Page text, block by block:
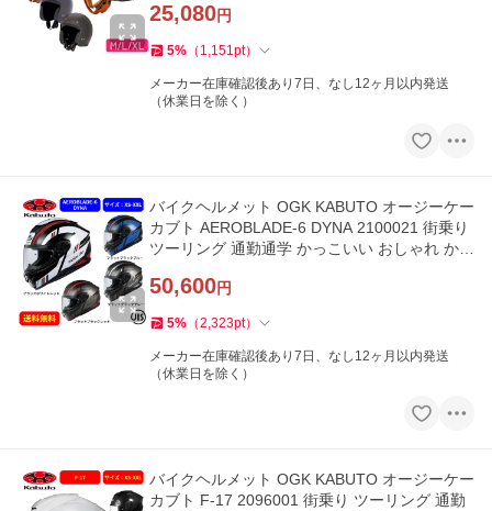
25,080円
5% （ 1,151pt）
メーカー在庫確認後あり7日、なし12ヶ月以内発送
（休業日を除く）
バイクヘルメット OGK KABUTO オージーケー
カブト AEROBLADE-6 DYNA 2100021 街乗り
ツーリング 通勤通学 かっこいい おしゃれ かわ
50,600円
5% （2,323pt）
メーカー在庫確認後あり7日、なし12ヶ月以内発送
（休業日を除く）
バイクヘルメット OGK KABUTO オージーケー
カブト F-17 2096001 街乗り ツーリング 通勤